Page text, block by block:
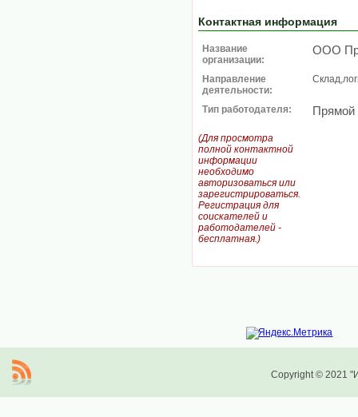
Контактная информация
Название
организации:
ООО
Направление
деятельности:
Тип работодателя: Прямой
(Для просмотра
полной контактной
информации
необходимо
авторизоваться или
зарегистрироваться.
Регистрация для
соискателей и
работодателей -
бесплатная.)
Copyright © 2021